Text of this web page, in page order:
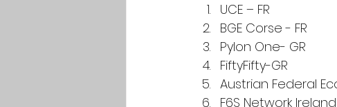
UCE – FR
BGE Corse - FR
Pylon One- GR
FiftyFifty-GR
Austrian Federal
F6S Network